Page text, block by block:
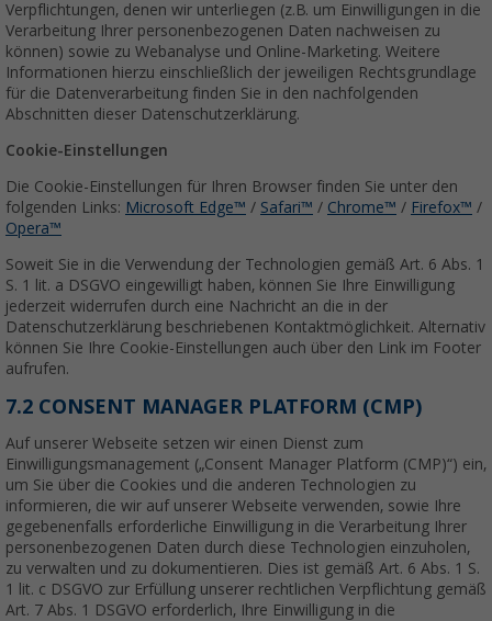
Verpflichtungen, denen wir unterliegen (z.B. um Einwilligungen in die
Verarbeitung Ihrer personenbezogenen Daten nachweisen zu
können) sowie zu Webanalyse und Online-Marketing. Weitere
Informationen hierzu einschließlich der jeweiligen Rechtsgrundlage
für die Datenverarbeitung finden Sie in den nachfolgenden
Abschnitten dieser Datenschutzerklärung.
Cookie-Einstellungen
Die Cookie-Einstellungen für Ihren Browser finden Sie unter den
folgenden Links: Microsoft Edge™ / Safari™ / Chrome™ / Firefox™ /
Opera™
Soweit Sie in die Verwendung der Technologien gemäß Art. 6 Abs. 1
S. 1 lit. a DSGVO eingewilligt haben, können Sie Ihre Einwilligung
jederzeit widerrufen durch eine Nachricht an die in der
Datenschutzerklärung beschriebenen Kontaktmöglichkeit. Alternativ
können Sie Ihre Cookie-Einstellungen auch über den Link im Footer
aufrufen.
7.2 CONSENT MANAGER PLATFORM (CMP)
Auf unserer Webseite setzen wir einen Dienst zum
Einwilligungsmanagement („Consent Manager Platform (CMP)“) ein,
um Sie über die Cookies und die anderen Technologien zu
informieren, die wir auf unserer Webseite verwenden, sowie Ihre
gegebenenfalls erforderliche Einwilligung in die Verarbeitung Ihrer
personenbezogenen Daten durch diese Technologien einzuholen,
zu verwalten und zu dokumentieren. Dies ist gemäß Art. 6 Abs. 1 S.
1 lit. c DSGVO zur Erfüllung unserer rechtlichen Verpflichtung gemäß
Art. 7 Abs. 1 DSGVO erforderlich, Ihre Einwilligung in die